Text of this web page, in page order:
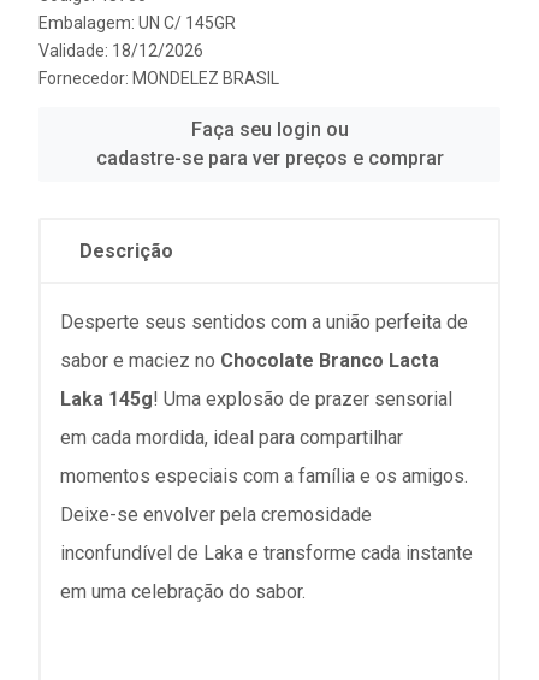
Embalagem: UN C/ 145GR
Validade: 18/12/2026
Fornecedor: MONDELEZ BRASIL
Faça seu login ou
cadastre-se para ver preços e comprar
Descrição
Desperte seus sentidos com a união perfeita de
sabor e maciez no Chocolate Branco Lacta
Laka 145g! Uma explosão de prazer sensorial
em cada mordida, ideal para compartilhar
momentos especiais com a família e os amigos.
Deixe-se envolver pela cremosidade
inconfundível de Laka e transforme cada instante
em uma celebração do sabor.